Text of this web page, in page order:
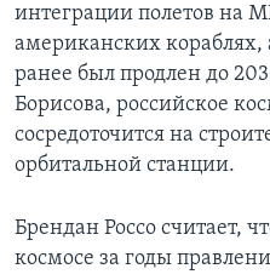
интеграции полетов на
американских кораблях,
ранее был продлен до
Борисова, российское
сосредоточится на
орбитальной станции.
Брендан Россо считает,
космосе за годы